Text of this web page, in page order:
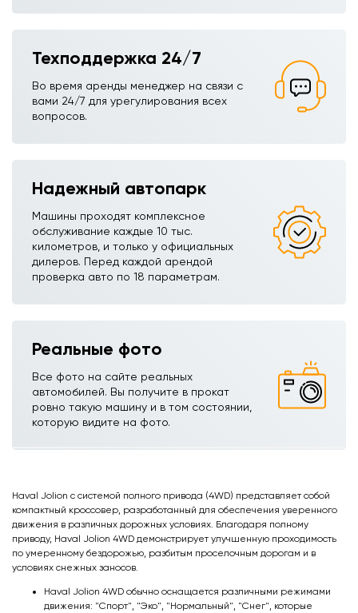
Техподдержка 24/7
Во время аренды менеджер на связи с
вами 24/7 для урегулирования всех
вопросов.
Надежный автопарк
Машины проходят комплексное
обслуживание каждые 10 тыс.
километров, и только у официальных
дилеров. Перед каждой арендой
проверка авто по 18 параметрам.
Реальные фото
Все фото на сайте реальных
автомобилей. Вы получите в прокат
ровно такую машину и в том состоянии,
которую видите на фото.
Haval Jolion с системой полного привода (4WD) представляет собой
компактный кроссовер, разработанный для обеспечения уверенного
движения в различных дорожных условиях. Благодаря полному
приводу, Haval Jolion 4WD демонстрирует улучшенную проходимость
по умеренному бездорожью, разбитым проселочным дорогам и в
условиях снежных заносов.
Haval Jolion 4WD обычно оснащается различными режимами
движения: "Спорт", "Эко", "Нормальный", "Снег", которые